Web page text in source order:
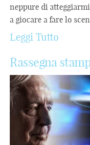
neppure di
a giocare a fare lo
Leggi Tutto
Rassegna